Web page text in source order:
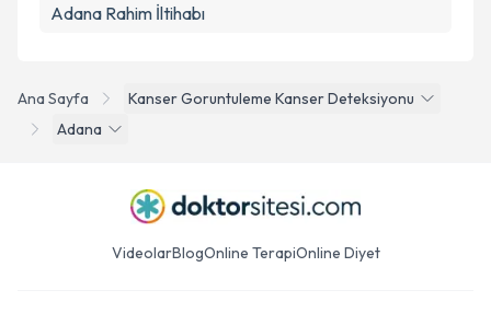
Ana Sayfa
Kanser Goruntuleme Kanser Deteksiyonu
Adana
Adana Rahim İltihabı
VideolarBlogOnline TerapiOnline Diyet